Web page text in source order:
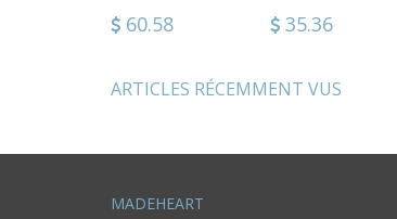
60.58 35.36
119.48 102.58
ARTICLES RÉCEMMENT VUS
MADEHEART